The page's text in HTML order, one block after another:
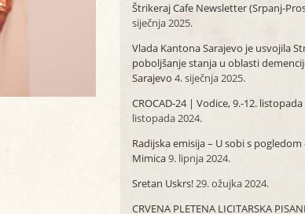
Štrikeraj Cafe Newsletter (Srpanj-
siječnja 2025.
Vlada Kantona Sarajevo je usvojila
poboljšanje stanja u oblasti
Sarajevo 4. siječnja 2025.
CROCAD-24 | Vodice, 9.-12. listopada
listopada 2024.
Radijska emisija – U sobi s
Mimica9. lipnja 2024.
Sretan Uskrs!29. ožujka 2024.
CRVENA PLETENA LICITARSKA